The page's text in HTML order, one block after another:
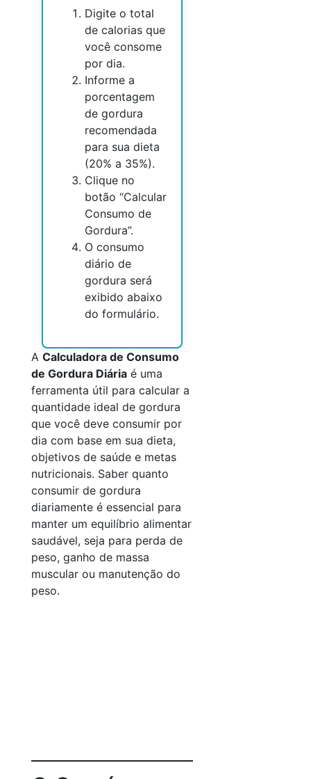
Digite o total
de calorias que
você consome
por dia.
Informe a
porcentagem
de gordura
recomendada
para sua dieta
(20% a 35%).
Clique no
botão “Calcular
Consumo de
Gordura”.
O consumo
diário de
gordura será
exibido abaixo
do formulário.
A Calculadora de Consumo
de Gordura Diária é uma
ferramenta útil para calcular a
quantidade ideal de gordura
que você deve consumir por
dia com base em sua dieta,
objetivos de saúde e metas
nutricionais. Saber quanto
consumir de gordura
diariamente é essencial para
manter um equilíbrio alimentar
saudável, seja para perda de
peso, ganho de massa
muscular ou manutenção do
peso.